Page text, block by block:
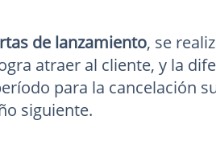
de lanzamiento, se
atraer al cliente, y la
para la cancelación
siguiente.